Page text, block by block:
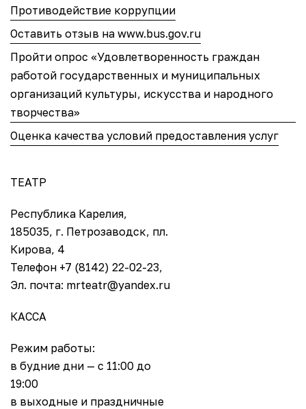
Противодействие коррупции
Оставить отзыв на www.bus.gov.ru
Пройти опрос «Удовлетворенность граждан
работой государственных и муниципальных
организаций культуры, искусства и народного
творчества»
Оценка качества условий предоставления услуг
ТЕАТР
Республика Карелия,
185035, г. Петрозаводск, пл.
Кирова, 4
Телефон +7 (8142) 22-02-23,
Эл. почта: mrteatr@yandex.ru
КАССА
Режим работы:
в будние дни — с 11:00 до
19:00
в выходные и праздничные